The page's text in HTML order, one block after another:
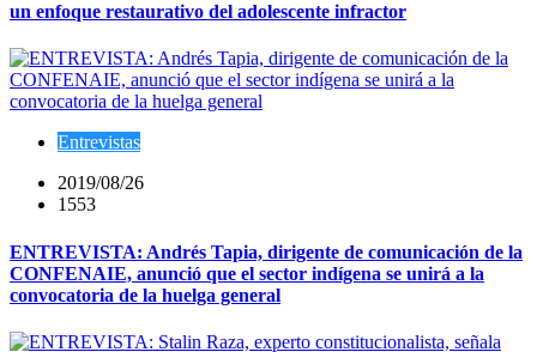
un enfoque restaurativo del adolescente infractor
Entrevistas
2019/08/26
1553
ENTREVISTA: Andrés Tapia, dirigente de comunicación de la
CONFENAIE, anunció que el sector indígena se unirá a la
convocatoria de la huelga general